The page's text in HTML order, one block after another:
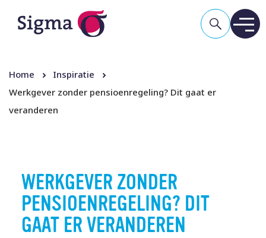
Home
Inspiratie
Werkgever zonder pensioen­regeling? Dit gaat er
veranderen
WERKGEVER ZONDER
PENSIOEN­REGELING? DIT
GAAT ER VERANDEREN